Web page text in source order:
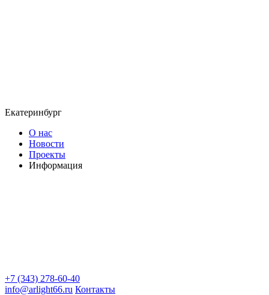
Екатеринбург
О нас
Новости
Проекты
Информация
+7 (343) 278-60-40
info@arlight66.ru Контакты